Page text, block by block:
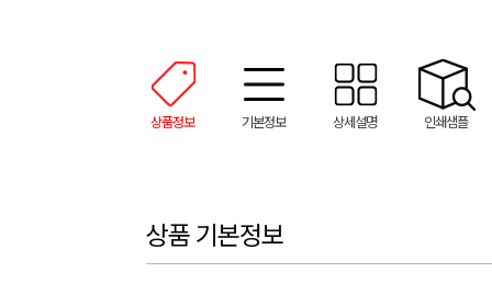
상품정보 기본정보 상세설명 인쇄샘플
상품 기본정보